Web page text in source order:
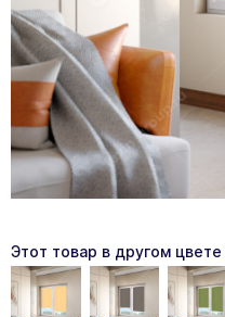
Этот товар в другом цвете